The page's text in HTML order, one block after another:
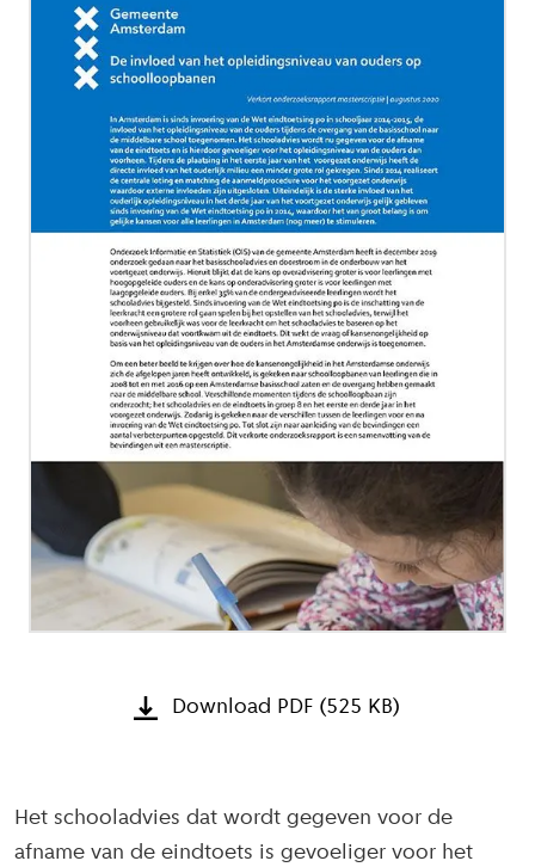
Download PDF (525 KB)
Het schooladvies dat wordt gegeven voor de
afname van de eindtoets is gevoeliger voor het